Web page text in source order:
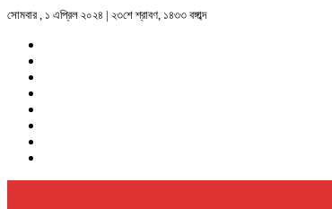
সোমবার , ১ এপ্রিল ২০২৪ | ২৩শে শ্রাবণ, ১৪৩৩ বঙ্গাব্দ